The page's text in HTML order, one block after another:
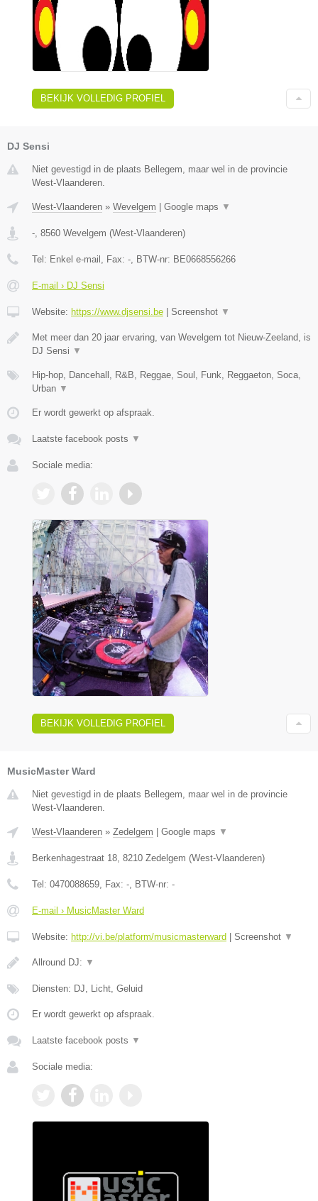
BEKIJK VOLLEDIG PROFIEL
DJ Sensi
Niet gevestigd in de plaats Bellegem, maar wel in de provincie
West-Vlaanderen.
West-Vlaanderen » Wevelgem Google maps ▼
-, 8560 Wevelgem (West-Vlaanderen)
Tel: Enkel e-mail , Fax: -, BTW-nr: BE0668556266
E-mail › DJ Sensi
Website: https://www.djsensi.be Screenshot ▼
Met meer dan 20 jaar ervaring, van Wevelgem tot Nieuw-Zeeland, is
DJ Sensi ▼
Hip-hop, Dancehall, R&B, Reggae, Soul, Funk, Reggaeton, Soca,
Urban ▼
Er wordt gewerkt op afspraak.
Laatste facebook posts ▼
Sociale media:
BEKIJK VOLLEDIG PROFIEL
MusicMaster Ward
Niet gevestigd in de plaats Bellegem, maar wel in de provincie
West-Vlaanderen.
West-Vlaanderen » Zedelgem Google maps ▼
Berkenhagestraat 18, 8210 Zedelgem (West-Vlaanderen)
Tel: 0470088659, Fax: -, BTW-nr: -
E-mail › MusicMaster Ward
Website: http://vi.be/platform/musicmasterward Screenshot ▼
Allround DJ: ▼
Diensten: DJ, Licht, Geluid
Er wordt gewerkt op afspraak.
Laatste facebook posts ▼
Sociale media: